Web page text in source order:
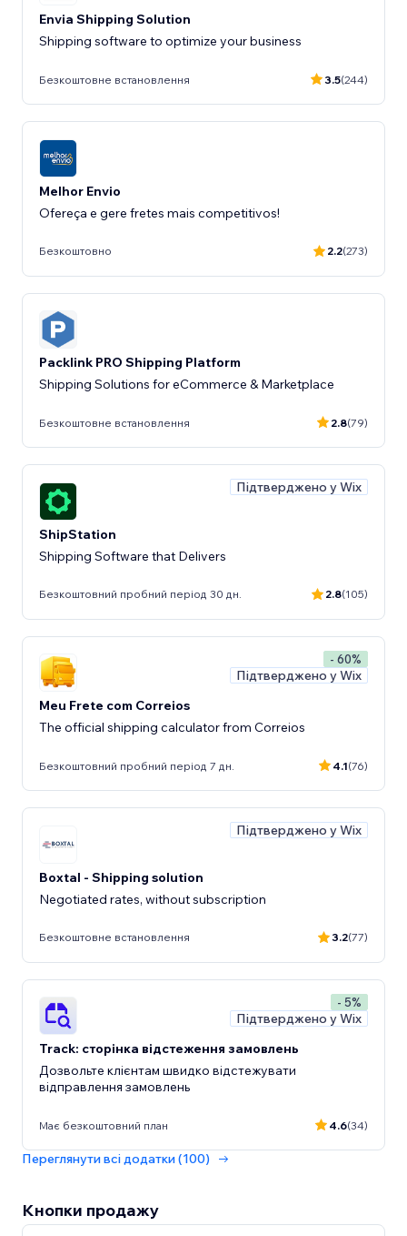
Envia Shipping Solution
Shipping software to optimize your business
Безкоштовне встановлення 3.5(244)
Melhor Envio
Ofereça e gere fretes mais competitivos!
Безкоштовно 2.2(273)
Packlink PRO Shipping Platform
Shipping Solutions for eCommerce & Marketplace
Безкоштовне встановлення 2.8(79)
Підтверджено у Wix
ShipStation
Shipping Software that Delivers
Безкоштовний пробний період 30 дн. 2.8(105)
- 60%
Підтверджено у Wix
Meu Frete com Correios
The official shipping calculator from Correios
Безкоштовний пробний період 7 дн. 4.1(76)
Підтверджено у Wix
Boxtal - Shipping solution
Negotiated rates, without subscription
Безкоштовне встановлення 3.2(77)
- 5%
Підтверджено у Wix
Track: сторінка відстеження замовлень
Дозвольте клієнтам швидко відстежувати
відправлення замовлень
Має безкоштовний план 4.6(34)
Переглянути всі додатки (100)
Кнопки продажу